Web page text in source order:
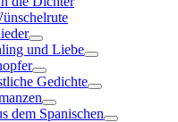
und Liebe
Gedichte
dem Spanischen